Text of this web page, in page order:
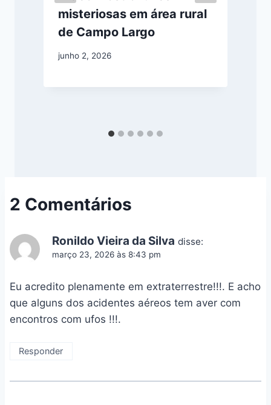
misteriosas em área rural
de Campo Largo
junho 2, 2026
2 Comentários
Ronildo Vieira da Silva disse:
março 23, 2026 às 8:43 pm
Eu acredito plenamente em extraterrestre!!!. E acho
que alguns dos acidentes aéreos tem aver com
encontros com ufos !!!.
Responder